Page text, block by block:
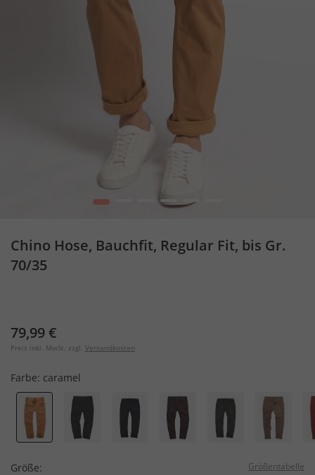
1 4 5
Chino Hose, Bauchfit, Regular Fit, bis Gr.
70/35
79,99 €
Preis inkl. MwSt. zzgl. Versandkosten
Farbe: caramel
Größe: Größentabelle